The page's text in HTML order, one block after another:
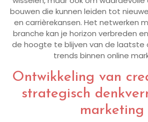
bouwen die kunnen leiden tot
en carrièrekansen. Het netwerken
branche kan je horizon verbreden
de hoogte te blijven van de laatste
trends binnen online
Ontwikkeling van
strategisch
marketing